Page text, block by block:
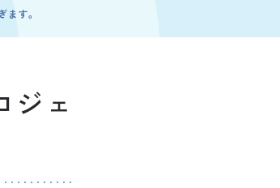
ます。
ジェ